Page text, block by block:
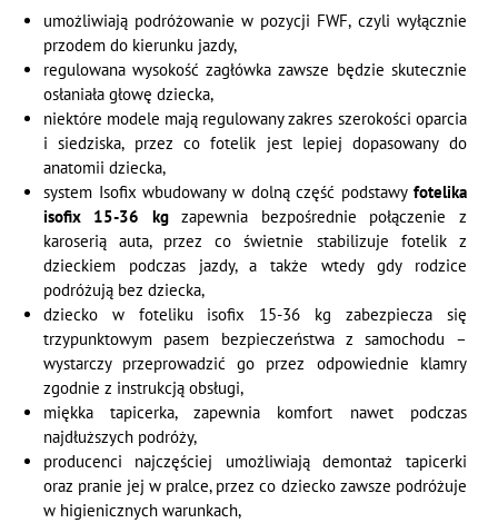
umożliwiają podróżowanie w pozycji FWF, czyli wyłącznie
przodem do kierunku jazdy,
regulowana wysokość zagłówka zawsze będzie skutecznie
osłaniała głowę dziecka,
niektóre modele mają regulowany zakres szerokości oparcia
i siedziska, przez co fotelik jest lepiej dopasowany do
anatomii dziecka,
system Isofix wbudowany w dolną część podstawy fotelika
isofix 15-36 kgzapewnia bezpośrednie połączenie z
karoserią auta, przez co świetnie stabilizuje fotelik z
dzieckiem podczas jazdy, a także wtedy gdy rodzice
podróżują bez dziecka,
dziecko w foteliku isofix 15-36 kg zabezpiecza się
trzypunktowym pasem bezpieczeństwa z samochodu –
wystarczy przeprowadzić go przez odpowiednie klamry
zgodnie z instrukcją obsługi,
miękka tapicerka, zapewnia komfort nawet podczas
najdłuższych podróży,
producenci najczęściej umożliwiają demontaż tapicerki
oraz pranie jej w pralce, przez co dziecko zawsze podróżuje
w higienicznych warunkach,